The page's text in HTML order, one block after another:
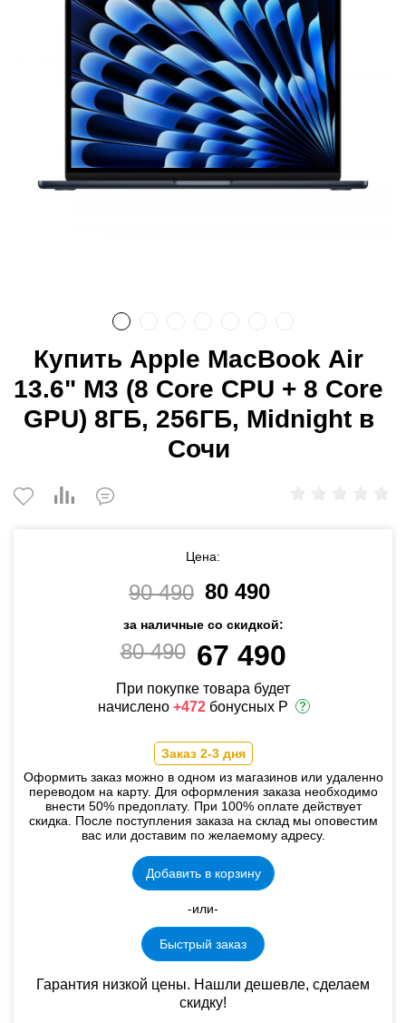
Купить Apple MacBook Air
13.6" M3 (8 Core CPU + 8 Core
GPU) 8ГБ, 256ГБ, Midnight в
Сочи
Цена:
90 490 80 490
за наличные со скидкой:
80 490 67 490
При покупке товара будет
начислено +472 бонусных Р
Заказ 2-3 дня
Оформить заказ можно в одном из магазинов или удаленно
переводом на карту. Для оформления заказа необходимо
внести 50% предоплату. При 100% оплате действует
скидка. После поступления заказа на склад мы оповестим
вас или доставим по желаемому адресу.
Добавить в корзину
-или-
Быстрый заказ
Гарантия низкой цены. Нашли дешевле, сделаем
скидку!